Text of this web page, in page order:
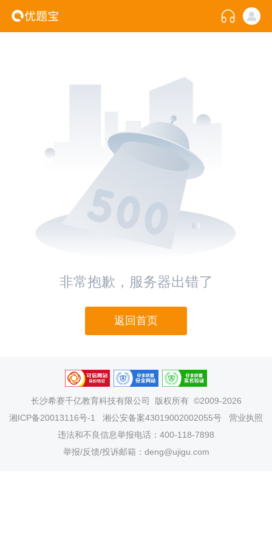
非常抱歉，服务器出错了
返回首页
长沙希赛千亿教育科技有限公司
版权所有 ©2009-2026
湘ICP备20013116号-1
湘公安备案43019002002055号
营业执照
违法和不良信息举报电话：400-118-7898
举报/反馈/投诉邮箱：deng@ujigu.com